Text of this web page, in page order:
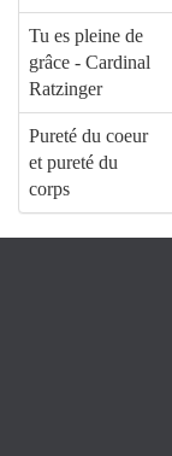
Tu es pleine de
grâce - Cardinal
Ratzinger
Pureté du coeur
et pureté du
corps